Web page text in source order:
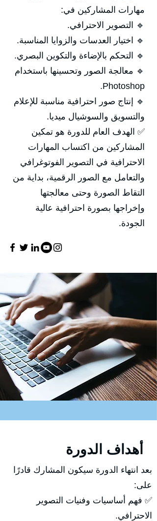
مهارات المشاركين في:
🔹 التصوير الاحترافي.
🔹 اختيار العدسات والزوايا المناسبة.
🔹 التحكم بالإضاءة والتكوين البصري.
🔹 معالجة الصور وتحسينها باستخدام
Photoshop.
🔹 إنتاج صور احترافية مناسبة للإعلام
والتسويق والسوشيال ميديا.
✅ الهدف العام للدورة هو تمكين
المشاركين من اكتساب المهارات
الاحترافية في التصوير الفوتوغرافي
والتعامل مع الصور الرقمية، بداية من
التقاط الصورة وحتى معالجتها
وإخراجها بصورة احترافية عالية
الجودة.
بعد انتهاء الدورة سيكون المشارك قادرًا
على:
✅ فهم أساسيات وفنيات التصوير
الاحترافي.